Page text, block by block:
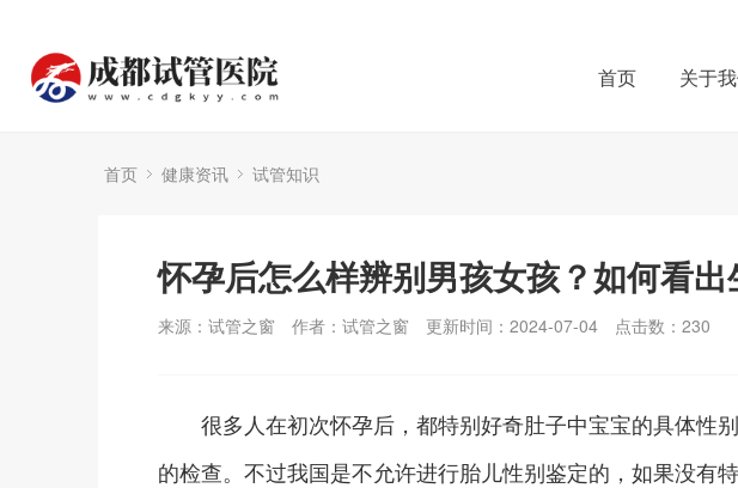
首页 关于
首页 健康资讯 试管知识
怀孕后怎么样辨别男孩女孩？如何看出
来源：试管之窗 作者：试管之窗 更新时间：2024-07-04 点击数： 230
很多人在初次怀孕后，都特别好奇肚子中宝宝的具体性
的检查。不过我国是不允许进行胎儿性别鉴定的，如果没有